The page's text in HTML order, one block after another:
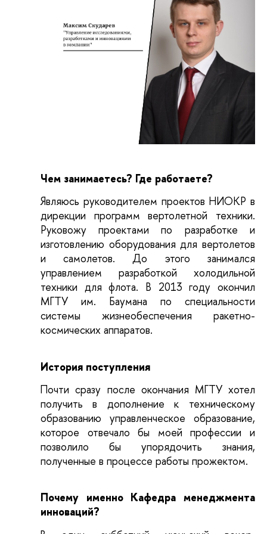
Чем занимаетесь? Где работаете?
Являюсь руководителем проектов НИОКР в
дирекции программ вертолетной техники.
Руковожу проектами по разработке и
изготовлению оборудования для вертолетов
и самолетов. До этого занимался
управлением разработкой холодильной
техники для флота. В 2013 году окончил
МГТУ им. Баумана по специальности
системы жизнеобеспечения ракетно-
космических аппаратов.
История поступления
Почти сразу после окончания МГТУ хотел
получить в дополнение к техническому
образованию управленческое образование,
которое отвечало бы моей профессии и
позволило бы упорядочить знания,
полученные в процессе работы прожектом.
Почему именно Кафедра менеджмента
инноваций?